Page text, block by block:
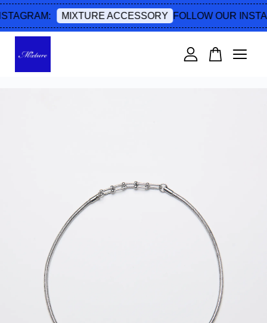
MIXTURE ACCESSORY FOLLOW OUR
您的購物車目前還是空的。